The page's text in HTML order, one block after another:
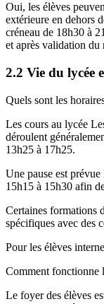
Oui, les élèves
extérieure en dehors
créneau de 18h30 à
et après validation du
2.2 Vie du lycée
Quels sont les
Les cours au lycée
déroulent
13h25 à 17h25.
Une pause est
15h15 à 15h30 afin
Certaines formations
spécifiques avec des
Pour les élèves
Comment fonctionne
Le foyer des élèves